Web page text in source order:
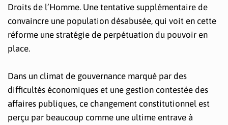
Droits de l’Homme. Une tentative supplémentaire de
convaincre une population désabusée, qui voit en cette
réforme une stratégie de perpétuation du pouvoir en
place.
Dans un climat de gouvernance marqué par des
difficultés économiques et une gestion contestée des
affaires publiques, ce changement constitutionnel est
perçu par beaucoup comme une ultime entrave à